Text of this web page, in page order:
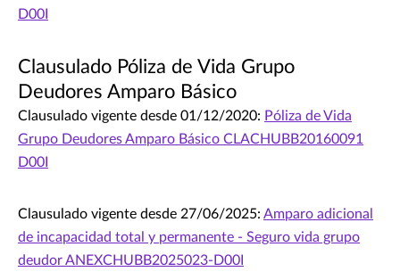
D00I
Clausulado Póliza de Vida Grupo
Deudores Amparo Básico
Clausulado vigente desde 01/12/2020: Póliza de Vida
Grupo Deudores Amparo Básico CLACHUBB20160091
D00I
Clausulado vigente desde 27/06/2025: Amparo adicional
de incapacidad total y permanente - Seguro vida grupo
deudor ANEXCHUBB2025023-D00I